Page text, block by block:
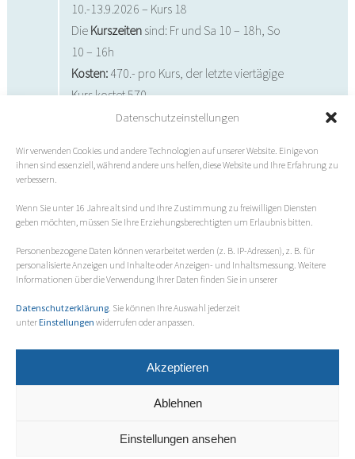
Datenschutzeinstellungen
Wir verwenden Cookies und andere Technologien auf unserer Website. Einige von
ihnen sind essenziell, während andere uns helfen, diese Website und Ihre Erfahrung zu
verbessern.
Wenn Sie unter 16 Jahre alt sind und Ihre Zustimmung zu freiwilligen Diensten
geben möchten, müssen Sie Ihre Erziehungsberechtigten um Erlaubnis bitten.
Personenbezogene Daten können verarbeitet werden (z. B. IP-Adressen), z. B. für
personalisierte Anzeigen und Inhalte oder Anzeigen- und Inhaltsmessung. Weitere
Informationen über die Verwendung Ihrer Daten finden Sie in unserer
Datenschutzerklärung. Sie können Ihre Auswahl jederzeit
unter Einstellungen widerrufen oder anpassen.
Akzeptieren
Ablehnen
Einstellungen ansehen
10.-13.9.2026 – Kurs 18
Die Kurszeiten sind: Fr und Sa 10 – 18h, So
10 – 16h
Kosten: 470.- pro Kurs, der letzte viertägige
Kurs kostet 570.-
Nützliche Links.Kontakt.Impressum